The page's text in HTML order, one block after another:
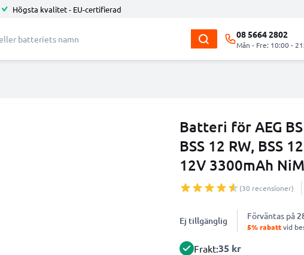
Högsta kvalitet - EU-certifierad
08 5664 2802
Mån - Fre: 10:00 -
Batteri för AEG BS
BSS 12 RW, BSS
12V 3300mAh
(30 recensioner)
Ej tillgänglig Förväntas på
5% rabattvid
Frakt:35 kr